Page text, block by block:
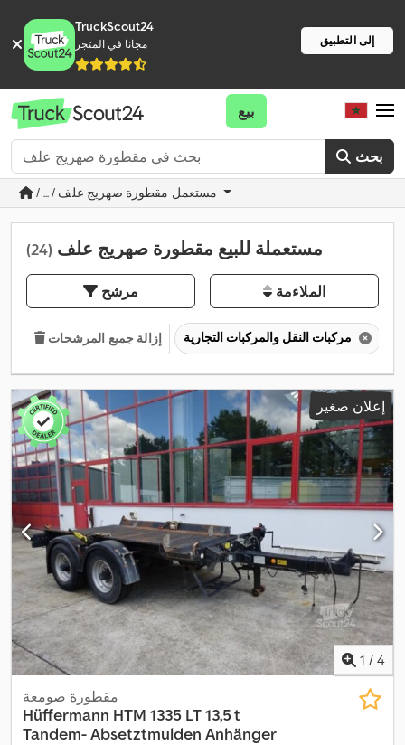
TruckScout24
مجانا في المتجر إلى التطبيق
بحث
بيع
مستعملة للبيع مقطورة صهريج علف (24)
مرشح الملاءمة
إزالة جميع المرشحات
إعلان صغير
1 / 4
مقطورة صومعة
Hüffermann HTM 1335 LT 13,5 t
Tandem- Absetztmulden Anhänger